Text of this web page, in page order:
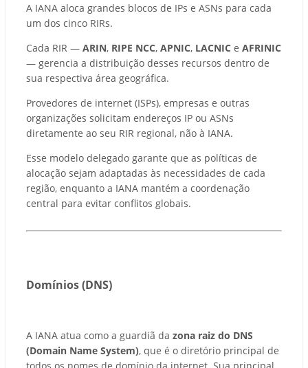
A IANA aloca grandes blocos de IPs e ASNs para cada
um dos cinco RIRs.
Cada RIR — ARIN, RIPE NCC, APNIC, LACNIC e AFRINIC
— gerencia a distribuição desses recursos dentro de
sua respectiva área geográfica.
Provedores de internet (ISPs), empresas e outras
organizações solicitam endereços IP ou ASNs
diretamente ao seu RIR regional, não à IANA.
Esse modelo delegado garante que as políticas de
alocação sejam adaptadas às necessidades de cada
região, enquanto a IANA mantém a coordenação
central para evitar conflitos globais.
Domínios (DNS)
A IANA atua como a guardiã da zona raiz do DNS
(Domain Name System), que é o diretório principal de